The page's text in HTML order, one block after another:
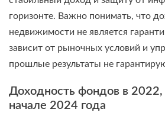
горизонте. Важно понимать, что
недвижимости не является
зависит от рыночных условий и
прошлые результаты не
Доходность фондов в 2022,
начале 2024 года